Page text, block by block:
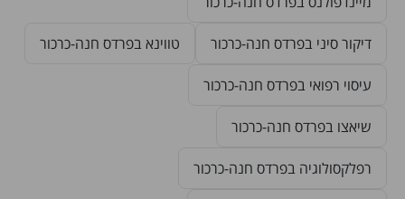
דיקור סיני בפרדס חנה-כרכור טווינא בפרדס חנה-כרכור
עיסוי רפואי בפרדס חנה-כרכור
שיאצו בפרדס חנה-כרכור
רפלקסולוגיה בפרדס חנה-כרכור